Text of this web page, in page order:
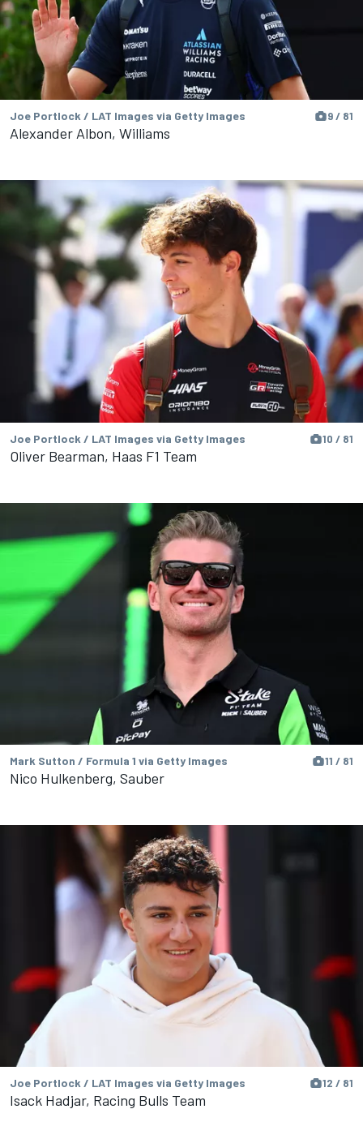
Joe Portlock / LAT Images via Getty Images 9 / 81
Alexander Albon, Williams
Joe Portlock / LAT Images via Getty Images 10 / 81
Oliver Bearman, Haas F1 Team
Mark Sutton / Formula 1 via Getty Images 11 / 81
Nico Hulkenberg, Sauber
Joe Portlock / LAT Images via Getty Images 12 / 81
Isack Hadjar, Racing Bulls Team